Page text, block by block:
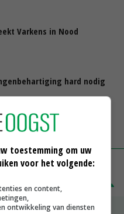
Varkens in Nood
hard nodig
€ 26,50
toestemming om uw
voor het volgende:
en content,
ontwikkeling van diensten